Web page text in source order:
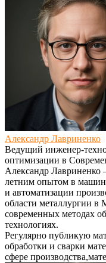
Александр Лавриненко
Ведущий инженер-
оптимизации в
Александр Лавриненко
летним опытом в
и автоматизации
области металлургии в
современных методах
технологиях.
Регулярно публикую
обработки и сварки
сфере